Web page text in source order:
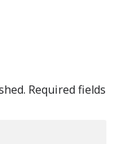
Required fields